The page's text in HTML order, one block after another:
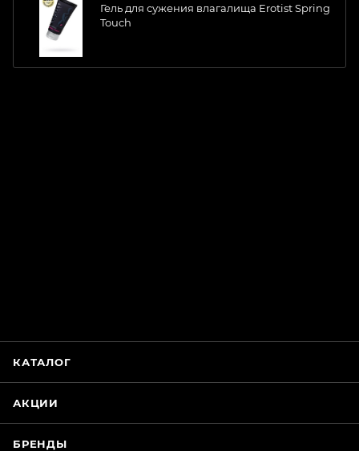
Гель для сужения влагалища Erotist Spring
Touch
КАТАЛОГ
АКЦИИ
БРЕНДЫ
WhatsApp